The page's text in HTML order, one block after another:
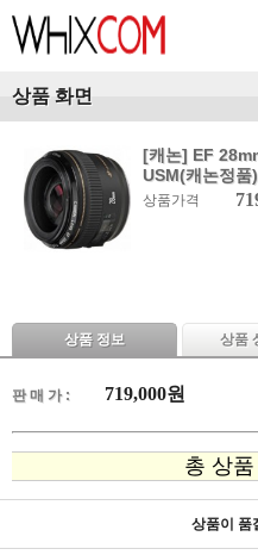
상품 화면
[캐논] EF
USM(캐논정품
상품가격
상품 정보 상품
판 매 가 : 719,000원
총 상
상품이 품